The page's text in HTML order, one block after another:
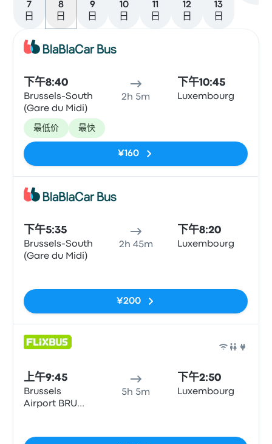
7
日
8
日
9
日
10
日
11
日
12
日
13
日
下午8:40
Brussels-South
(Gare du Midi)
2h 5m
下午10:45
Luxembourg
最低价 最快
¥160
下午5:35
Brussels-South
(Gare du Midi)
2h 45m
下午8:20
Luxembourg
¥200
上午9:45
Brussels
Airport BRU
5h 5m
下午2:50
Luxembourg